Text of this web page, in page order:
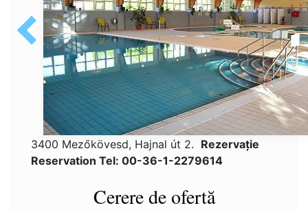
3400 Mezőkövesd, Hajnal út 2. Rezervaţie
Reservation Tel: 00-36-1-2279614
Cerere de ofertă